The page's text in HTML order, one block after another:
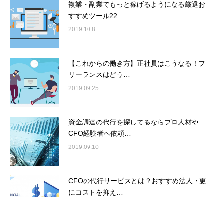
複業・副業でもっと稼げるようになる厳選お
すすめツール22…
2019.10.8
【これからの働き方】正社員はこうなる！フ
リーランスはどう…
2019.09.25
資金調達の代行を探してるならプロ人材や
CFO経験者へ依頼…
2019.09.10
CFOの代行サービスとは？おすすめ法人・更
にコストを抑え…